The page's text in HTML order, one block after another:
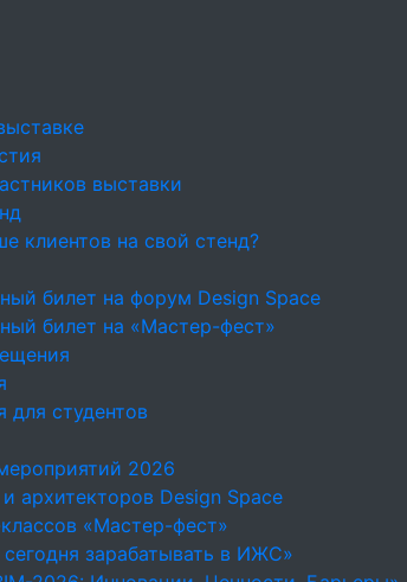
выставки
клиентов на свой стенд?
билет на форум Design Space
билет на «Мастер-фест»
для студентов
2026
архитекторов Design Space
«Мастер-фест»
зарабатывать в ИЖС»